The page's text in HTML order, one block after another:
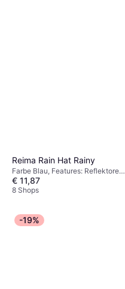
Reima Rain Hat Rainy
Farbe Blau, Features: Reflektoren,
Schmutzabweisendes Material,
PFC-freie wasserabweisende
Polyester, Polyurethan, Einfarbig
€ 11,87
8 Shops
-19%